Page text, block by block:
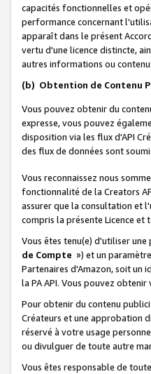
capacités fonctionnelles et
performance concernant
apparaît dans le présent
vertu d'une licence distincte,
autres informations ou
(b) Obtention de Contenu
Vous pouvez obtenir du
expresse, vous pouvez
disposition via les flux d'API
des flux de données sont
Vous reconnaissez nous
fonctionnalité de la Creators
assurer que la consultation et
compris la présente Licence et
Vous êtes tenu(e) d'utiliser une
de Compte ») et un
Partenaires d'Amazon, soit un
la PA API. Vous pouvez
Pour obtenir du contenu
Créateurs et une approbation
réservé à votre usage
ou divulguer de toute autre
Vous êtes responsable de